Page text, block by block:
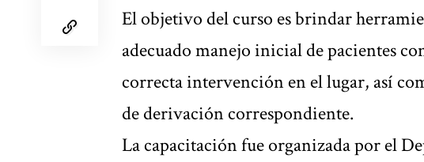
El objetivo del curso es brindar
adecuado manejo inicial de pacientes
correcta intervención en el lugar, así
de derivación correspondiente.
La capacitación fue organizada por el